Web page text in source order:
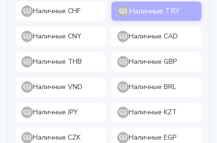
Наличные CHF Наличные TRY
Наличные CNY Наличные CAD
Наличные THB Наличные GBP
Наличные VND Наличные BRL
Наличные JPY Наличные KZT
Наличные CZK Наличные EGP